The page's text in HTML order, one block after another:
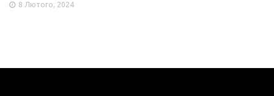
8 Лютого, 2024